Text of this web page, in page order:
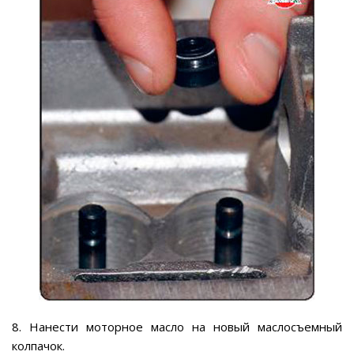
8. Нанести моторное масло на новый маслосъемный
колпачок.